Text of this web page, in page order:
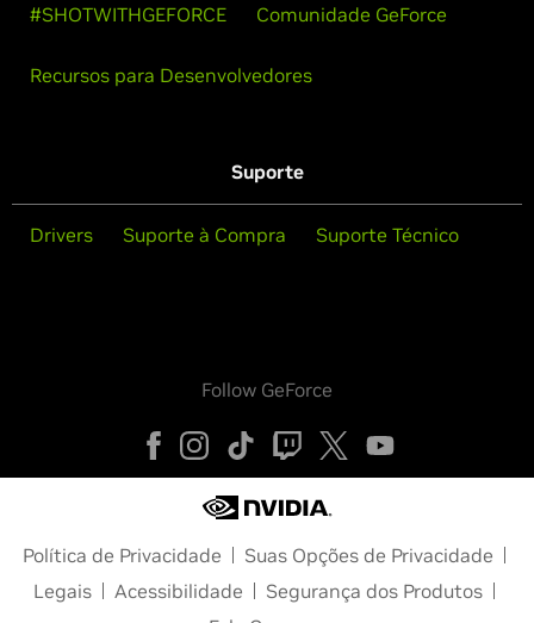
#SHOTWITHGEFORCE Comunidade GeForce
Recursos para Desenvolvedores
Suporte
Drivers Suporte à Compra Suporte Técnico
Follow GeForce
Política de Privacidade
Suas Opções de Privacidade
Legais
Acessibilidade
Segurança dos Produtos